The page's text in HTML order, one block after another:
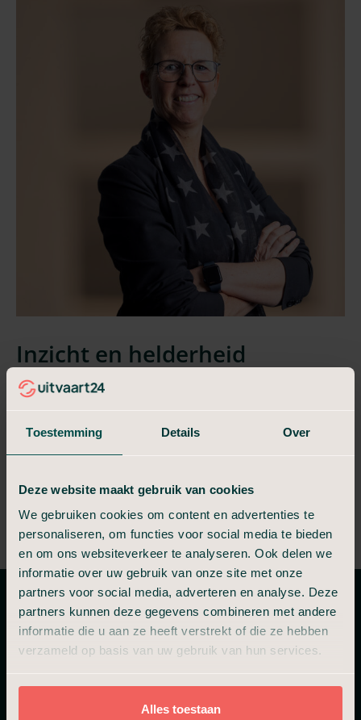
Toestemming Details Over
Deze website maakt gebruik van cookies
We gebruiken cookies om content en advertenties te
personaliseren, om functies voor social media te bieden
en om ons websiteverkeer te analyseren. Ook delen we
informatie over uw gebruik van onze site met onze
partners voor social media, adverteren en analyse. Deze
partners kunnen deze gegevens combineren met andere
informatie die u aan ze heeft verstrekt of die ze hebben
verzameld op basis van uw gebruik van hun services.
Alles toestaan
Inzicht en helderheid
Heeft u vragen of wilt u weten wat er mogelijk is in Elst voor uw
verplichtingen.
Plan een adviesgesprek in
Neem direct telefonisch contact op
Tarieven en mogelijkheden
onderstaande pagina's vindt u meer uitleg en een volledig
tarieven en diensten overzicht.